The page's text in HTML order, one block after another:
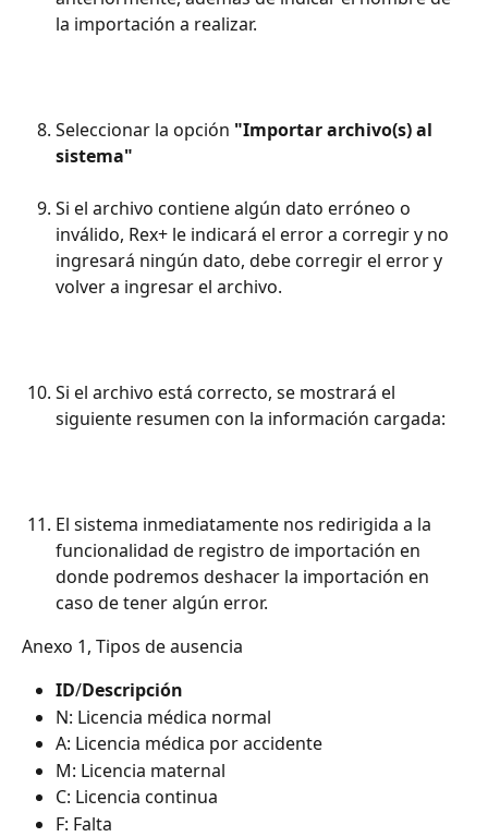
la importación a realizar.
Seleccionar la opción "Importar archivo(s) al
sistema"
Si el archivo contiene algún dato erróneo o
inválido, Rex+ le indicará el error a corregir y no
ingresará ningún dato, debe corregir el error y
volver a ingresar el archivo.
Si el archivo está correcto, se mostrará el
siguiente resumen con la información cargada:
El sistema inmediatamente nos redirigida a la
funcionalidad de registro de importación en
donde podremos deshacer la importación en
caso de tener algún error.
Anexo 1, Tipos de ausencia
ID/Descripción
N: Licencia médica normal
A: Licencia médica por accidente
M: Licencia maternal
C: Licencia continua
F: Falta